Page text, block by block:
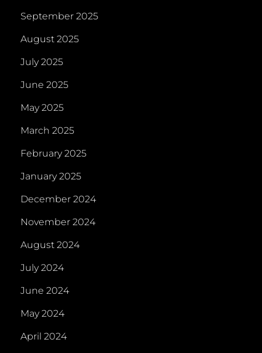
September 2025
August 2025
July 2025
June 2025
May 2025
March 2025
February 2025
January 2025
December 2024
November 2024
August 2024
July 2024
June 2024
May 2024
April 2024